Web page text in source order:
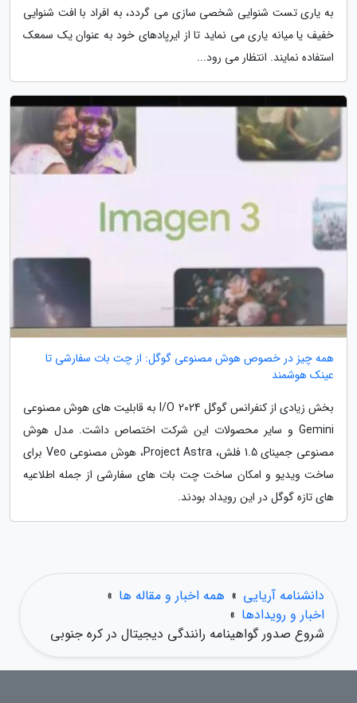
به یاری تست شنوایی شخصی سازی می گردد، به افراد با افت شنوایی
خفیف یا میانه یاری می نماید تا از ایرپادهای خود به عنوان یک سمعک
استفاده نمایند. انتظار می رود...
همه چیز در خصوص هوش مصنوعی گوگل: از چت بات سفارشی تا
عینک هوشمند
بخش زیادی از کنفرانس گوگل I/O 2024 به قابلیت های هوش مصنوعی
Gemini و سایر محصولات این شرکت اختصاص داشت. مدل هوش
مصنوعی جمینای 1.5 فلش، Project Astra، هوش مصنوعی Veo برای
ساخت ویدیو و امکان ساخت چت بات های سفارشی از جمله اطلاعیه
های تازه گوگل در این رویداد بودند.
دانشنامه آریایی » همه اخبار و مقاله ها »
اخبار و رویدادها »
شروع صدور گواهینامه رانندگی دیجیتال در کره جنوبی